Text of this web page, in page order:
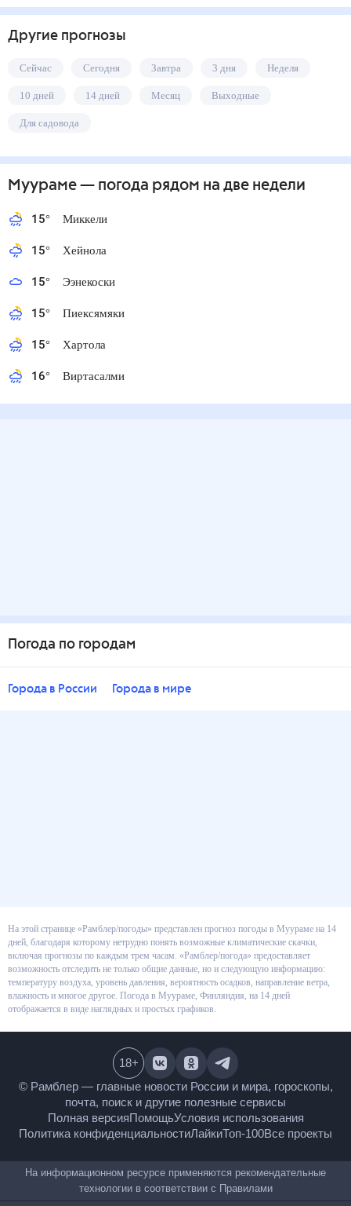
Другие прогнозы
Сейчас Сегодня Завтра 3 дня Неделя
10 дней 14 дней Месяц Выходные
Для садовода
Муураме— погода рядом на две недели
15° Миккели
15° Хейнола
15° Ээнекоски
15° Пиексямяки
15° Хартола
16° Виртасалми
Погода по городам
Города в России Города в мире
На этой странице «Рамблер/погоды» представлен прогноз погоды в
Муураме на 14 дней, благодаря которому нетрудно понять возможные
климатические скачки, включая прогнозы по каждым трем часам.
«Рамблер/погода» предоставляет возможность отследить не только
общие данные, но и следующую информацию: температуру воздуха,
уровень давления, вероятность осадков, направление ветра, влажность и
многое другое. Погода в Муураме, Финляндия, на 14 дней отображается в
© Рамблер — главные новости России и мира,
гороскопы, почта, поиск и другие полезные сервисы
Полная версияПомощьУсловия использования
Все проекты
18+
На информационном ресурсе применяются